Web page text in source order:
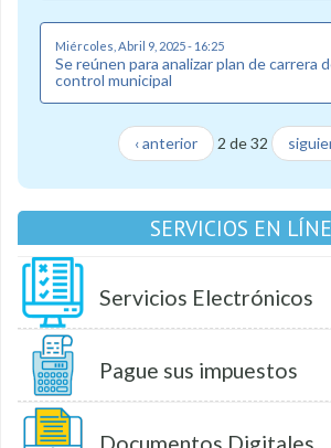
Miércoles, Abril 9, 2025 - 16:25
Se reúnen para analizar plan de carrera
control municipal
‹ anterior 2 de 32
SERVICIOS EN
Servicios Electrónicos
Pague sus impuestos